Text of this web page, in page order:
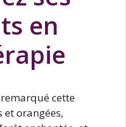
en
cette
et orangées,